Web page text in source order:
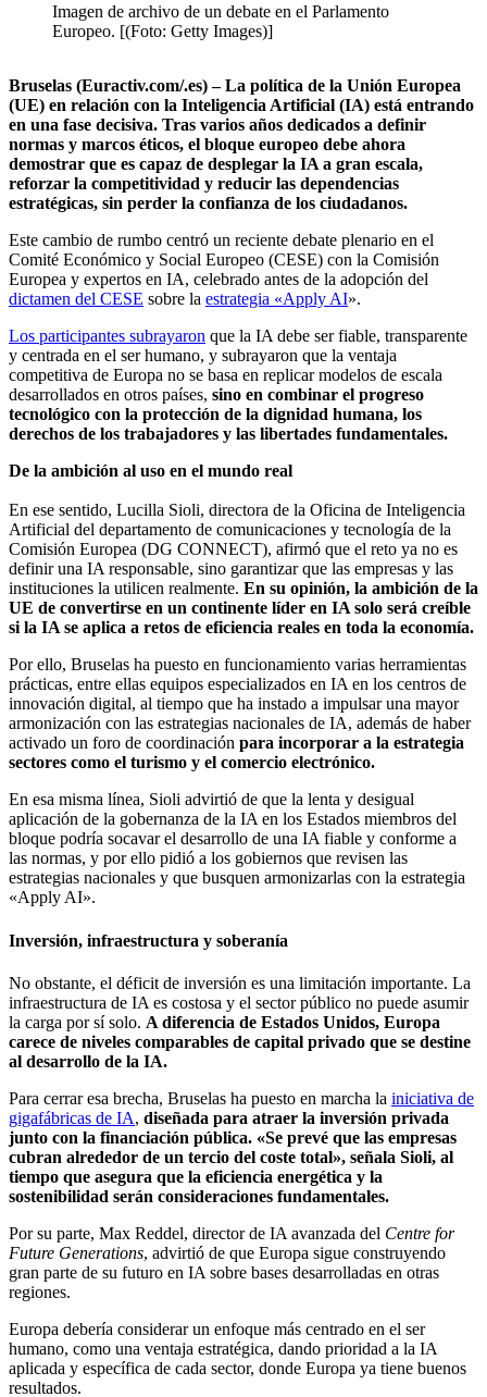
Imagen de archivo de un debate en el Parlamento
Europeo. [(Foto: Getty Images)]
Bruselas (Euractiv.com/.es) – La política de la Unión Europea
(UE) en relación con la Inteligencia Artificial (IA) está entrando
en una fase decisiva. Tras varios años dedicados a definir
normas y marcos éticos, el bloque europeo debe ahora
demostrar que es capaz de desplegar la IA a gran escala,
reforzar la competitividad y reducir las dependencias
estratégicas, sin perder la confianza de los ciudadanos.
Este cambio de rumbo centró un reciente debate plenario en el
Comité Económico y Social Europeo (CESE) con la Comisión
Europea y expertos en IA, celebrado antes de la adopción del
dictamen del CESE sobre la estrategia «Apply AI».
Los participantes subrayaron que la IA debe ser fiable, transparente
y centrada en el ser humano, y subrayaron que la ventaja
competitiva de Europa no se basa en replicar modelos de escala
desarrollados en otros países, sino en combinar el progreso
tecnológico con la protección de la dignidad humana, los
derechos de los trabajadores y las libertades fundamentales.
De la ambición al uso en el mundo real
En ese sentido, Lucilla Sioli, directora de la Oficina de Inteligencia
Artificial del departamento de comunicaciones y tecnología de la
Comisión Europea (DG CONNECT), afirmó que el reto ya no es
definir una IA responsable, sino garantizar que las empresas y las
instituciones la utilicen realmente. En su opinión, la ambición de la
UE de convertirse en un continente líder en IA solo será creíble
si la IA se aplica a retos de eficiencia reales en toda la economía.
Por ello, Bruselas ha puesto en funcionamiento varias herramientas
prácticas, entre ellas equipos especializados en IA en los centros de
innovación digital, al tiempo que ha instado a impulsar una mayor
armonización con las estrategias nacionales de IA, además de haber
activado un foro de coordinación para incorporar a la estrategia
sectores como el turismo y el comercio electrónico.
En esa misma línea, Sioli advirtió de que la lenta y desigual
aplicación de la gobernanza de la IA en los Estados miembros del
bloque podría socavar el desarrollo de una IA fiable y conforme a
las normas, y por ello pidió a los gobiernos que revisen las
estrategias nacionales y que busquen armonizarlas con la estrategia
«Apply AI».
Inversión, infraestructura y soberanía
No obstante, el déficit de inversión es una limitación importante. La
infraestructura de IA es costosa y el sector público no puede asumir
la carga por sí solo. A diferencia de Estados Unidos, Europa
carece de niveles comparables de capital privado que se destine
al desarrollo de la IA.
Para cerrar esa brecha, Bruselas ha puesto en marcha la iniciativa de
gigafábricas de IA, diseñada para atraer la inversión privada
junto con la financiación pública. «Se prevé que las empresas
cubran alrededor de un tercio del coste total», señala Sioli, al
tiempo que asegura que la eficiencia energética y la
sostenibilidad serán consideraciones fundamentales.
Por su parte, Max Reddel, director de IA avanzada del Centre for
Future Generations, advirtió de que Europa sigue construyendo
gran parte de su futuro en IA sobre bases desarrolladas en otras
regiones.
Europa debería considerar un enfoque más centrado en el ser
humano, como una ventaja estratégica, dando prioridad a la IA
aplicada y específica de cada sector, donde Europa ya tiene buenos
resultados.